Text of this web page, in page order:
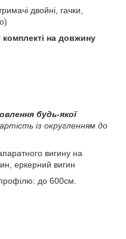
двойні, гачки,
комплекті на довжину
будь-якої
із округленням до
вигину на
еркерний вигин
до 600см.